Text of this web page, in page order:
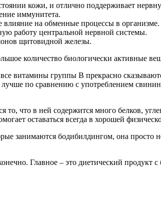
кожи, и отлично поддерживает
иммунитета.
на обменные процессы в организме.
работу центральной нервной системы.
щитовидной железы.
количество биологически активные
витамины группы В прекрасно
лучше по сравнению с употреблением
то, что в ней содержится много белков,
оставаться всегда в хорошей
занимаются бодибилдингом, она
Главное – это диетический продукт